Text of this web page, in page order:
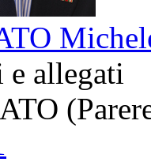
e allegati